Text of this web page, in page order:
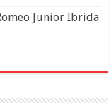
Junior Ibrida